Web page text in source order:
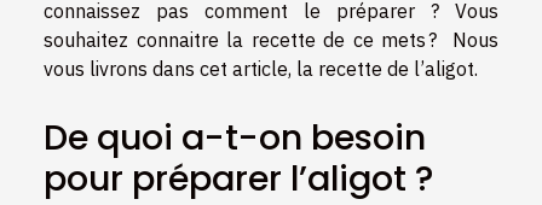
connaissez pas comment le préparer ? Vous
souhaitez connaitre la recette de ce mets ? Nous
vous livrons dans cet article, la recette de l’aligot.
De quoi a-t-on besoin
pour préparer l’aligot ?